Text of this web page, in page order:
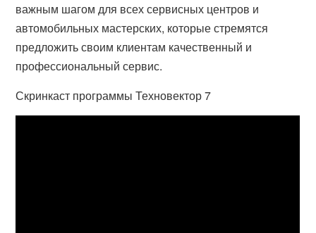
важным шагом для всех сервисных центров и
автомобильных мастерских, которые стремятся
предложить своим клиентам качественный и
профессиональный сервис.
Скринкаст программы Техновектор 7